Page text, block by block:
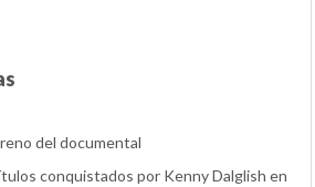
del documental
conquistados por Kenny Dalglish en